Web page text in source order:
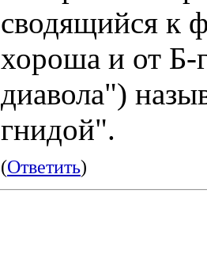
сводящийся к
хороша и от Б-
диавола")
гнидой".
(Ответить)